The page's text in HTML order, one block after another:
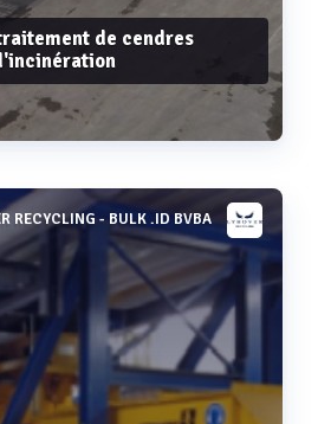
de cendres
Voir plus
RECYCLING - BULK .ID BVBA